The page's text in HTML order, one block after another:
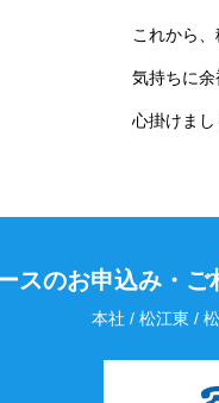
これから
気持ちに
心掛けま
スのお申込み・ ご
本社 / 松江東 /